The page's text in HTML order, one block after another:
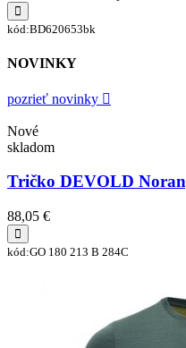
kód:BD620653bk
NOVINKY
pozrieť novinky
Nové
skladom
Tričko DEVOLD
88,05 €
kód:GO 180 213 B 284C